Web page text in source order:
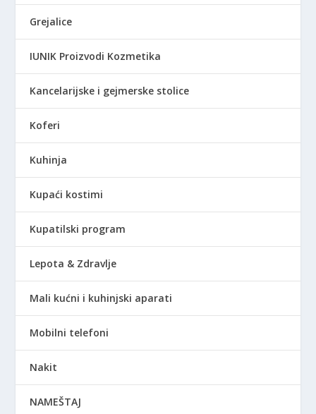
Grejalice
IUNIK Proizvodi Kozmetika
Kancelarijske i gejmerske stolice
Koferi
Kuhinja
Kupaći kostimi
Kupatilski program
Lepota & Zdravlje
Mali kućni i kuhinjski aparati
Mobilni telefoni
Nakit
NAMEŠTAJ